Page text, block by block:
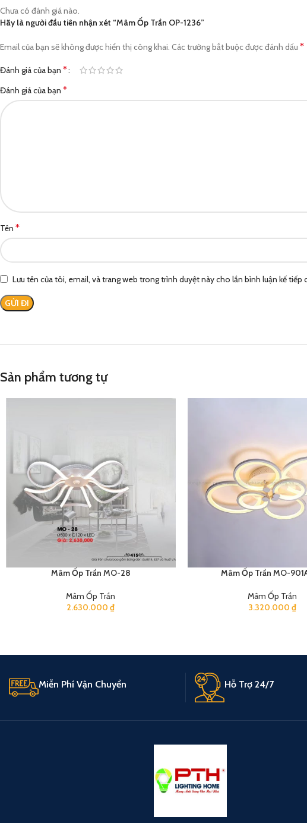
Chưa có đánh giá nào.
Hãy là người đầu tiên nhận xét “Mâm Ốp Trần OP-1236”
Email của bạn sẽ không được hiển thị công khai. Các trường bắt buộc được đánh dấu *
Đánh giá của bạn *
Đánh giá của bạn *
Tên *
Lưu tên của tôi, email, và trang web trong trình duyệt này cho lần bình luận kế tiếp
Sản phẩm tương tự
Mâm Ốp Trần MO-28
Mâm Ốp Trần
2.630.000₫
Mâm Ốp Trần MO-
Mâm Ốp Trần
3.320.000 ₫
Miễn Phí Vận Chuyển Hỗ Trợ 24/7